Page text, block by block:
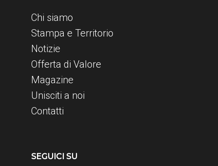
Chi siamo
Stampa e Territorio
Notizie
Offerta di Valore
Magazine
Unisciti a noi
Contatti
SEGUICI SU